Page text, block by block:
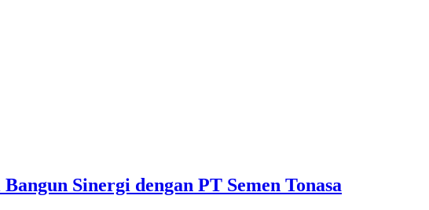
Sinergi dengan PT Semen Tonasa